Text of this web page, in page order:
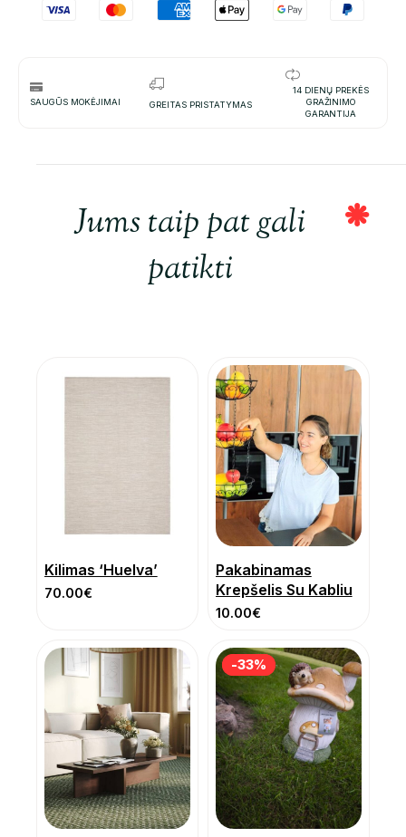
SAUGŪS MOKĖJIMAI GREITAS PRISTATYMAS
14 DIENŲ PREKĖS
GRAŽINIMO
GARANTIJA
Jums taip pat gali
patikti
Kilimas ‘Huelva’
70.00€
Pakabinamas
Krepšelis Su Kabliu
10.00€
-33%
-33%